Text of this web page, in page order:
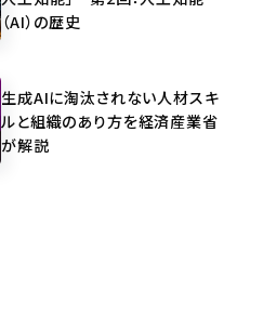
（AI）の歴史
生成AIに淘汰されない人材スキ
ルと組織のあり方を経済産業省
が解説